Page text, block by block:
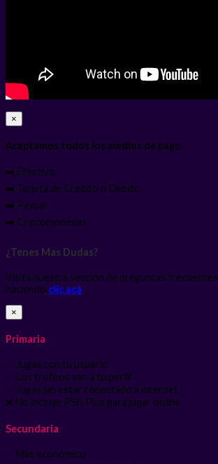
×
Aceptamos todos los medios de pago
➡️ Efectivo
➡️ Tarjeta de Credito o Debito
➡️ Paypal
➡️ Criptomonedas
¿Tenes Mas Dudas?
Visita nuestra seccion de preguntas frecuentes
haciendo clic acá
×
Primaria
✅ Jugas con tu usuario
✅ Los trofeos van a tu perfil
✅ Jugas sin estar conectado a internet
❌ No incluye PSN Plus para jugar online
Secundaria
✅ Más económico